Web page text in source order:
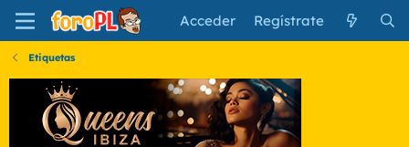
Acceder Regístrate
Etiquetas